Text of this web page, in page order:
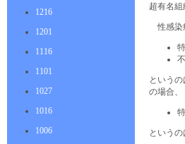
1216
1201
1116
1101
1027
1016
1006
超有名
性感染
という
の場合、
という